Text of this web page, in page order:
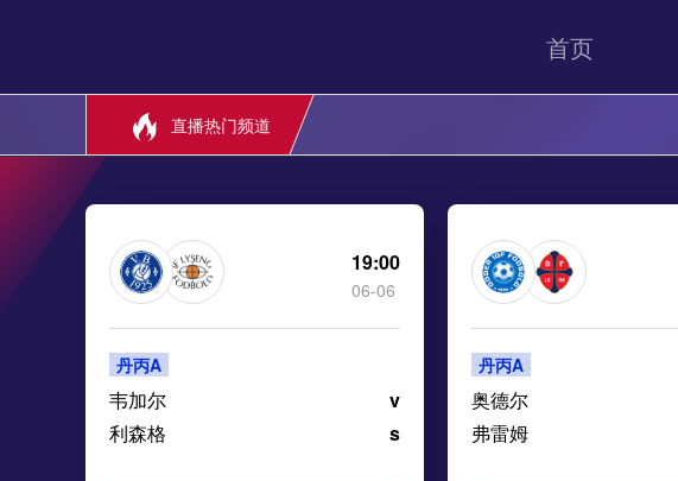
首页
直播热门频道
19:00
06-06
丹丙A
韦加尔
v
利森格
s
丹丙A
奥德尔
弗雷姆